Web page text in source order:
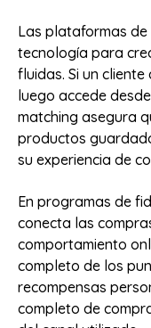
Las plataformas
tecnología para
fluidas. Si un
luego accede
matching asegura
productos
su experiencia de
En programas de
conecta las
comportamiento
completo de los
recompensas
completo de